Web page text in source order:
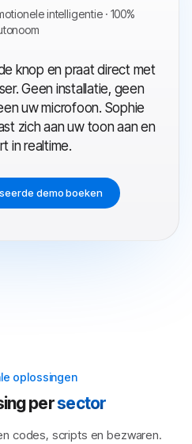
intelligentie · 100%
knop en praat direct met
Geen installatie, geen
uw microfoon. Sophie
zich aan uw toon aan en
in realtime.
demo boeken
oplossingen
persector
codes, scripts en bezwaren.